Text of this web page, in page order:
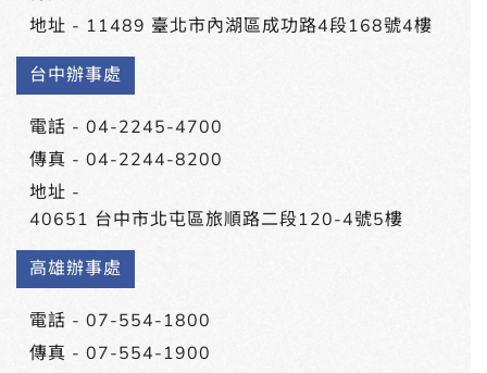
地址 - 11489 臺北市內湖區成功路4段168號4樓
台中辦事處
電話 - 04-2245-4700
傳真 - 04-2244-8200
地址 -
40651 台中市北屯區旅順路二段120-4號5樓
高雄辦事處
電話 - 07-554-1800
傳真 - 07-554-1900